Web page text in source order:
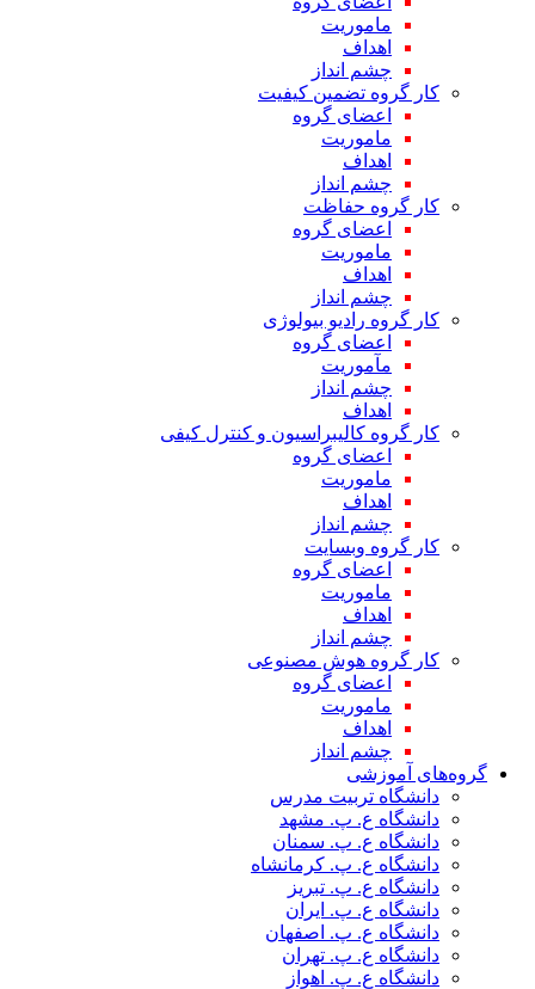
ماموریت
اهداف
چشم انداز
کار گروه تضمین کیفیت
اعضای گروه
ماموریت
اهداف
چشم انداز
کار گروه حفاظت
اعضای گروه
ماموریت
اهداف
چشم انداز
کار گروه رادیو بیولوژی
اعضای گروه
مآموریت
چشم انداز
اهداف
کار گروه کالیبراسیون و کنترل کیفی
اعضای گروه
ماموریت
اهداف
چشم انداز
کار گروه وبسایت
اعضای گروه
ماموریت
اهداف
چشم انداز
کار گروه هوش مصنوعی
اعضای گروه
ماموریت
اهداف
چشم انداز
گروه‌های آموزشی
دانشگاه تربیت مدرس
دانشگاه ع. پ. مشهد
دانشگاه ع. پ. سمنان
دانشگاه ع. پ. کرمانشاه
دانشگاه ع. پ. تبریز
دانشگاه ع. پ. ایران
دانشگاه ع. پ. اصفهان
دانشگاه ع. پ. تهران
دانشگاه ع. پ. اهواز